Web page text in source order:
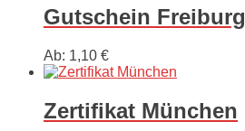
Gutschein Freiburg
Ab: 1,10 €
Zertifikat München